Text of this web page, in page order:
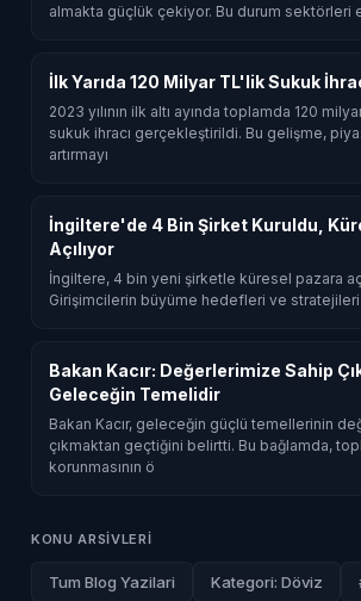
almakta güçlük çekiyor. Bu durum sektörleri
İlk Yarıda 120 Milyar TL'lik Sukuk
2023 yılının ilk altı ayında toplamda 120
sukuk ihracı gerçekleştirildi. Bu gelişme,
artırmayı
İngiltere'de 4 Bin Şirket Kuruldu,
Açılıyor
İngiltere, 4 bin yeni şirketle küresel pazara
Girişimcilerin büyüme hedefleri ve
Bakan Kacır: Değerlerimize Sahip
Geleceğin Temelidir
Bakan Kacır, geleceğin güçlü temellerinin
çıkmaktan geçtiğini belirtti. Bu bağlamda,
korunmasının ö
KONU ARSIVLERI
Tum Blog Yazilari Kategori: Döviz